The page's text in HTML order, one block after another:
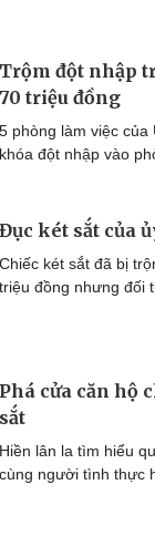
Trộm đột nhập
70 triệu đồng
5 phòng làm việc của
khóa đột nhập vào
Đục két sắt của
Chiếc két sắt đã bị
triệu đồng nhưng đối
Phá cửa căn hộ
sắt
Hiền lân la tìm hiểu
cùng người tình thực